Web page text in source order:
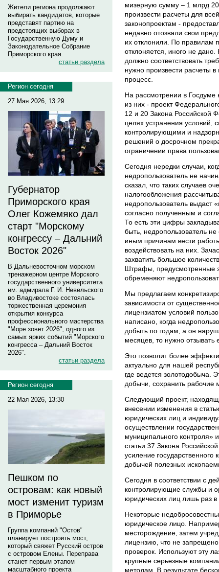
Жители региона продолжают
выбирать кандидатов, которые
представят партию на
предстоящих выборах в
Государственную Думу и
Законодательное Собрание
Приморского края.
статьи раздела
Регион сегодня
27 Мая 2026, 13:29
Губернатор
Приморского края
Олег Кожемяко дал
старт "Морскому
конгрессу – Дальний
Восток 2026"
В Дальневосточном морском
тренажерном центре Морского
государственного университета
им. адмирала Г. И. Невельского
во Владивостоке состоялась
торжественная церемония
открытия конкурса
профессионального мастерства
"Море зовет 2026", одного из
самых ярких событий "Морского
конгресса – Дальний Восток
2026".
статьи раздела
Регион сегодня
22 Мая 2026, 13:30
Пешком по
островам: как новый
мост изменит туризм
в Приморье
Группа компаний "Остов"
планирует построить мост,
который свяжет Русский остров
с островом Елены. Переправа
станет первым этапом
масштабного проекта
мизерную сумму – 1 млрд
произвести расчеты для
законопроектам -
недавно отозвали свои
их отклонили. По правилам
отклоняется, иного не
должно соответствовать
нужно произвести расчеты
процесс.
На рассмотрении в
из них - проект
12 и 20 Закона Российской
целях устранения условий,
контролирующими и
решений о досрочном
ограничении права
Сегодня нередки случаи,
недропользователь не
сказал, что таких случаев
налогообложения
недропользователь
согласно полученным и
То есть эти цифры
быть, недропользователь
иным причинам вести
воздействовать на них.
захватить большое
Штрафы, предусмотренные
обременяют
Мы предлагаем
зависимости от
лицензиатом условий
написано, когда
добыть по годам, а он
месяцев, то нужно отзывать
Это позволит более
актуально для нашей
где ведется золотодобыча.
добычи, сохранить рабочие
Следующий проект,
внесении изменения в
юридических лиц и
осуществлении
муниципального контроля»
статьи 37 Закона
усиление государственного
добычей полезных
Сегодня в соответствии с
контролирующие службы и
юридических лиц лишь раз в
Некоторые
юридическое лицо.
месторождение, затем
лицензию, что не
проверок. Используют эту
крупные серьезные
методам. В результате